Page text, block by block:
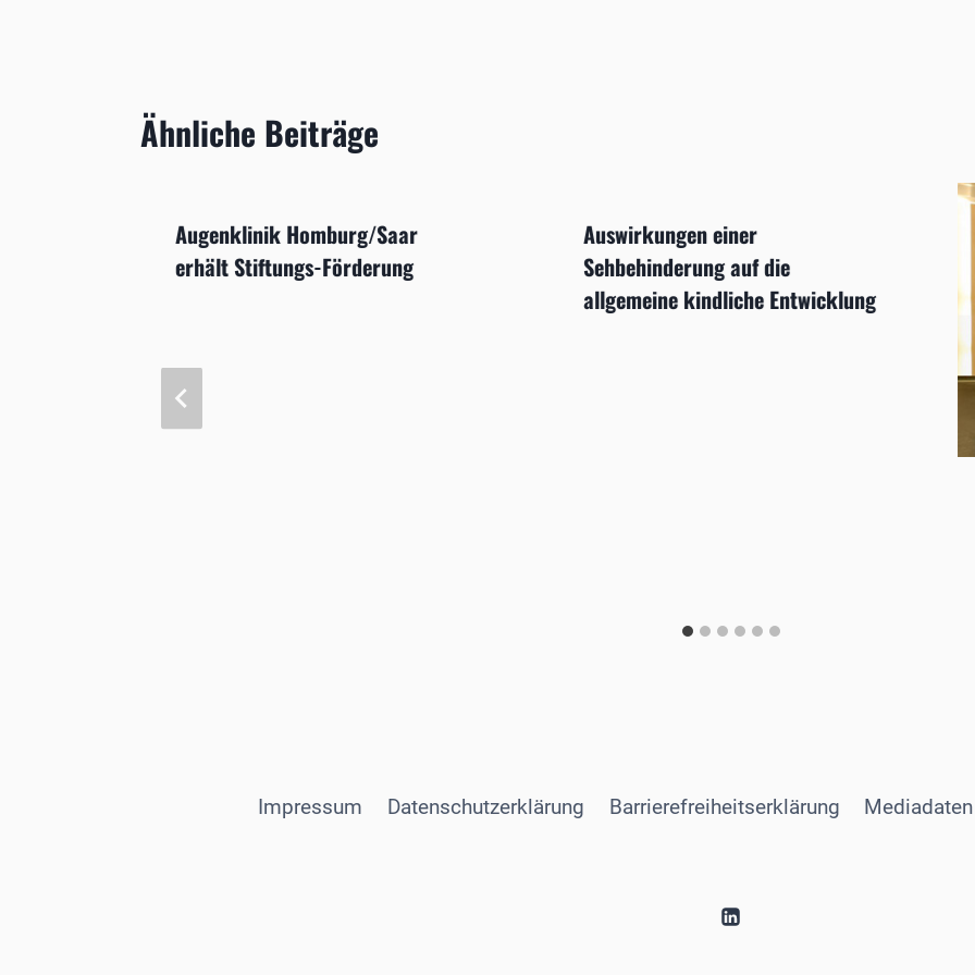
Ähnliche Beiträge
Augenklinik Homburg/Saar
erhält Stiftungs-Förderung
Auswirkungen einer
Sehbehinderung auf die
allgemeine kindliche Entwicklung
Impressum Datenschutzerklärung Barrierefreiheitserklärung Mediadaten